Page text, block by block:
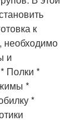
к
необходимо
и
Полки *
*
*